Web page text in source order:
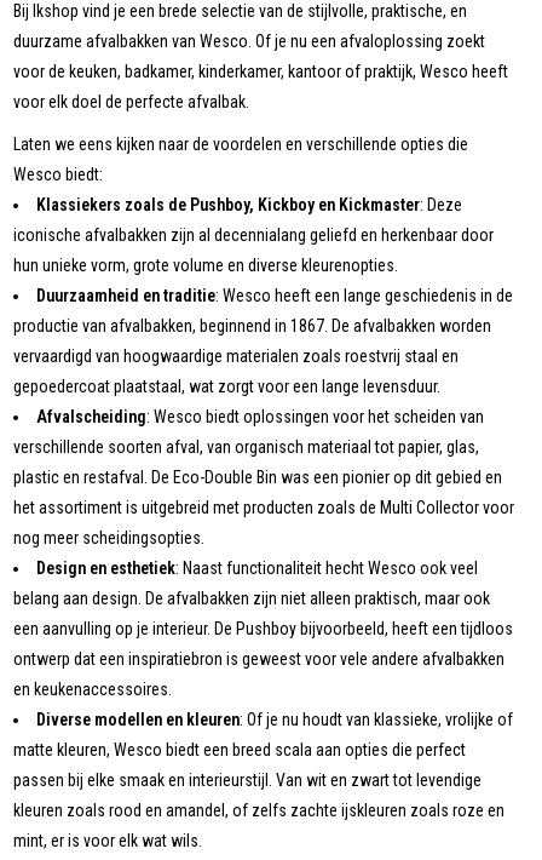
Bij Ikshop vind je een brede selectie van de stijlvolle, praktische, en
duurzame afvalbakken van Wesco. Of je nu een afvaloplossing zoekt
voor de keuken, badkamer, kinderkamer, kantoor of praktijk, Wesco heeft
voor elk doel de perfecte afvalbak.
Laten we eens kijken naar de voordelen en verschillende opties die
Wesco biedt:
Klassiekers zoals de Pushboy, Kickboy en Kickmaster: Deze
iconische afvalbakken zijn al decennialang geliefd en herkenbaar door
hun unieke vorm, grote volume en diverse kleurenopties.
Duurzaamheid en traditie: Wesco heeft een lange geschiedenis in de
productie van afvalbakken, beginnend in 1867. De afvalbakken worden
vervaardigd van hoogwaardige materialen zoals roestvrij staal en
gepoedercoat plaatstaal, wat zorgt voor een lange levensduur.
Afvalscheiding: Wesco biedt oplossingen voor het scheiden van
verschillende soorten afval, van organisch materiaal tot papier, glas,
plastic en restafval. De Eco-Double Bin was een pionier op dit gebied en
het assortiment is uitgebreid met producten zoals de Multi Collector voor
nog meer scheidingsopties.
Design en esthetiek: Naast functionaliteit hecht Wesco ook veel
belang aan design. De afvalbakken zijn niet alleen praktisch, maar ook
een aanvulling op je interieur. De Pushboy bijvoorbeeld, heeft een tijdloos
ontwerp dat een inspiratiebron is geweest voor vele andere afvalbakken
en keukenaccessoires.
Diverse modellen en kleuren: Of je nu houdt van klassieke, vrolijke of
matte kleuren, Wesco biedt een breed scala aan opties die perfect
passen bij elke smaak en interieurstijl. Van wit en zwart tot levendige
kleuren zoals rood en amandel, of zelfs zachte ijskleuren zoals roze en
mint, er is voor elk wat wils.